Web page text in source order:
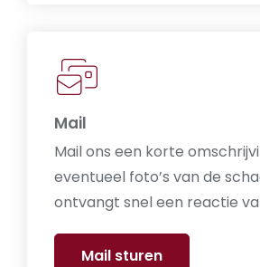
Mail
Mail ons een korte
eventueel foto’s van de
ontvangt snel een reactie
Mail sturen